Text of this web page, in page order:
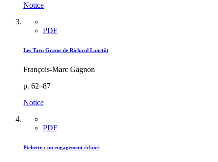
Notice
PDF
Les Tarn Grams de Richard Lanctôt
François-Marc Gagnon
p. 62–87
Notice
PDF
Pichette : un engagement éclairé